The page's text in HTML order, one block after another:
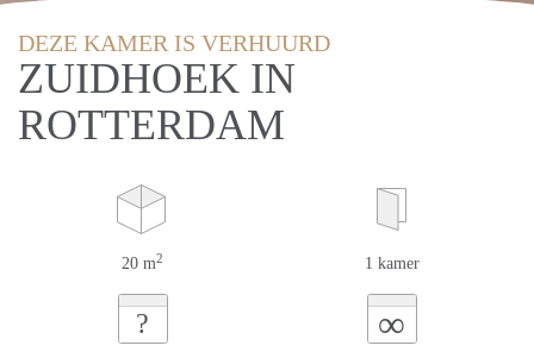
DEZE KAMER IS VERHUURD
ZUIDHOEK IN
ROTTERDAM
20 m2 1 kamer
? ∞